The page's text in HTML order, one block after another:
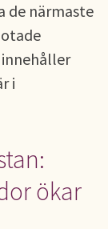
de närmaste
i
ökar